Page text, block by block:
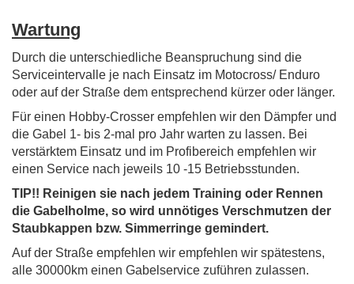
Wartung
Durch die unterschiedliche Beanspruchung sind die
Serviceintervalle je nach Einsatz im Motocross/ Enduro
oder auf der Straße dem entsprechend kürzer oder länger.
Für einen Hobby-Crosser empfehlen wir den Dämpfer und
die Gabel 1- bis 2-mal pro Jahr warten zu lassen. Bei
verstärktem Einsatz und im Profibereich empfehlen wir
einen Service nach jeweils 10 -15 Betriebsstunden.
TIP!! Reinigen sie nach jedem Training oder Rennen
die Gabelholme, so wird unnötiges Verschmutzen der
Staubkappen bzw. Simmerringe gemindert.
Auf der Straße empfehlen wir empfehlen wir spätestens,
alle 30000km einen Gabelservice zuführen zulassen.